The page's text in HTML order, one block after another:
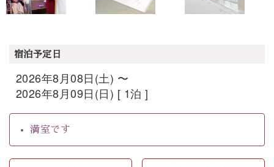
宿泊予定日
2026年8月08日(土) 〜
2026年8月09日(日) [ 1泊 ]
満室です